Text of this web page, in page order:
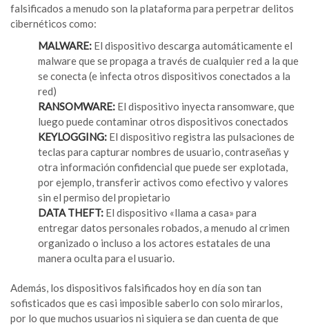
falsificados a menudo son la plataforma para perpetrar delitos
cibernéticos como:
MALWARE: El dispositivo descarga automáticamente el
malware que se propaga a través de cualquier red a la que
se conecta (e infecta otros dispositivos conectados a la
red)
RANSOMWARE: El dispositivo inyecta ransomware, que
luego puede contaminar otros dispositivos conectados
KEYLOGGING: El dispositivo registra las pulsaciones de
teclas para capturar nombres de usuario, contraseñas y
otra información confidencial que puede ser explotada,
por ejemplo, transferir activos como efectivo y valores
sin el permiso del propietario
DATA THEFT: El dispositivo «llama a casa» para
entregar datos personales robados, a menudo al crimen
organizado o incluso a los actores estatales de una
manera oculta para el usuario.
Además, los dispositivos falsificados hoy en día son tan
sofisticados que es casi imposible saberlo con solo mirarlos,
por lo que muchos usuarios ni siquiera se dan cuenta de que